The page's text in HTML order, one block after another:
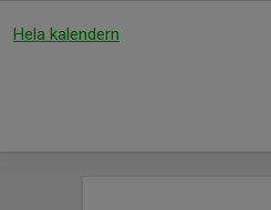
Hela kalendern